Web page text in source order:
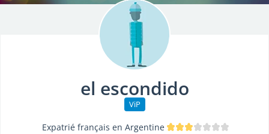
el escondido
ViP
Expatrié français en Argentine